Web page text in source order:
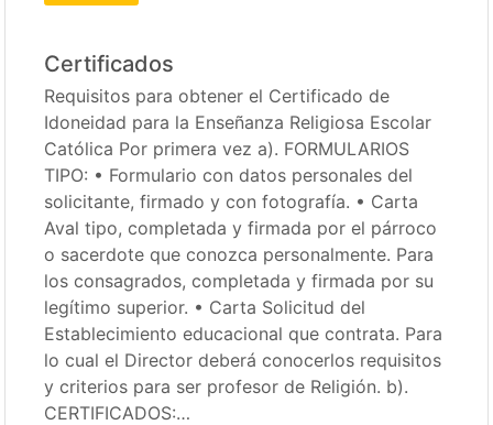
Certificados
Requisitos para obtener el Certificado de
Idoneidad para la Enseñanza Religiosa Escolar
Católica Por primera vez a). FORMULARIOS
TIPO: • Formulario con datos personales del
solicitante, firmado y con fotografía. • Carta
Aval tipo, completada y firmada por el párroco
o sacerdote que conozca personalmente. Para
los consagrados, completada y firmada por su
legítimo superior. • Carta Solicitud del
Establecimiento educacional que contrata. Para
lo cual el Director deberá conocerlos requisitos
y criterios para ser profesor de Religión. b).
CERTIFICADOS:…